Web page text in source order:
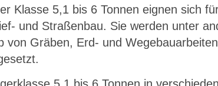
Klas­se 5,1 bis 6 Ton­nen eig­nen sich
und Stra­ßen­bau. Sie wer­den un­ter
von Grä­ben, Erd- und